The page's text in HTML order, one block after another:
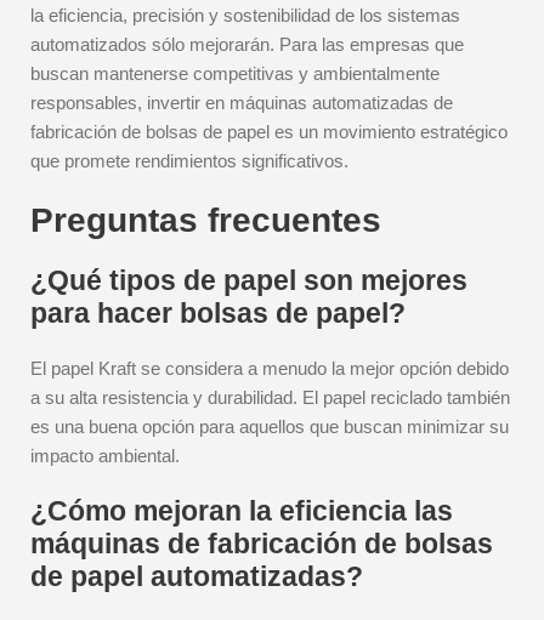
la eficiencia, precisión y sostenibilidad de los sistemas
automatizados sólo mejorarán. Para las empresas que
buscan mantenerse competitivas y ambientalmente
responsables, invertir en máquinas automatizadas de
fabricación de bolsas de papel es un movimiento estratégico
que promete rendimientos significativos.
Preguntas frecuentes
¿Qué tipos de papel son mejores
para hacer bolsas de papel?
El papel Kraft se considera a menudo la mejor opción debido
a su alta resistencia y durabilidad. El papel reciclado también
es una buena opción para aquellos que buscan minimizar su
impacto ambiental.
¿Cómo mejoran la eficiencia las
máquinas de fabricación de bolsas
de papel automatizadas?